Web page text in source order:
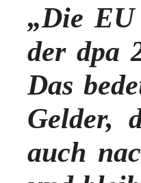
„Die EU
der dpa
Das
Gelder,
auch